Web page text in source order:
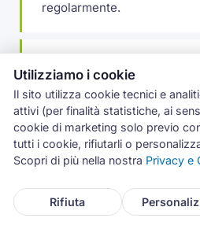
regolarmente.
A Mascalucia un
accumulava ghiaccio sul
congelatore, con lo
chiudere. Il foro di scarico
a ripetizione: disgelato il
controllata la guarnizione
Utilizziamo i cookie
Il sito utilizza cookie tecnici e
attivi (per finalità statistiche, ai
cookie di marketing solo previo
tutti i cookie, rifiutarli o
Scopri di più nella nostra Privacy e
Rifiuta